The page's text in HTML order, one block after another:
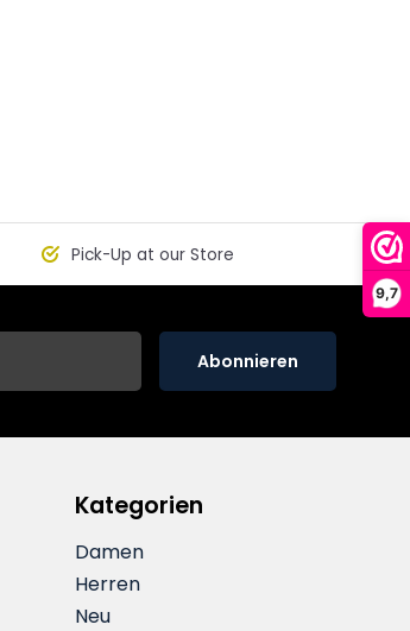
9,7
Pick-Up at our Store
Abonnieren
Kategorien
Damen
Herren
Neu